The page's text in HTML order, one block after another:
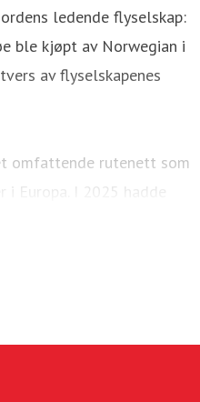
ledende flyselskap:
ble kjøpt av Norwegian i
av flyselskapenes
omfattende rutenett som
I 2025 hadde
Boeing 737-800 og 737
med Widerøe Ground